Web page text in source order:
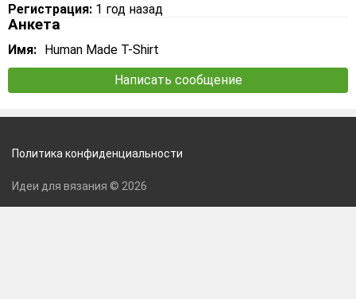
Регистрация: 1 год назад
Анкета
Имя: Human Made T-Shirt
Написать сообщение
Политика конфиденциальности
Идеи для вязания © 2026